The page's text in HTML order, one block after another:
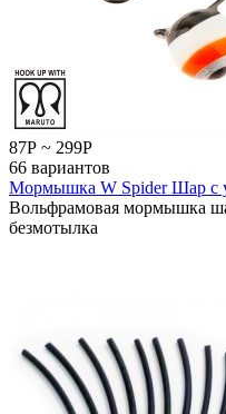
87Р ~ 299Р
66 вариантов
Мормышка W Spider Шар с
Вольфрамовая мормышка
безмотылка